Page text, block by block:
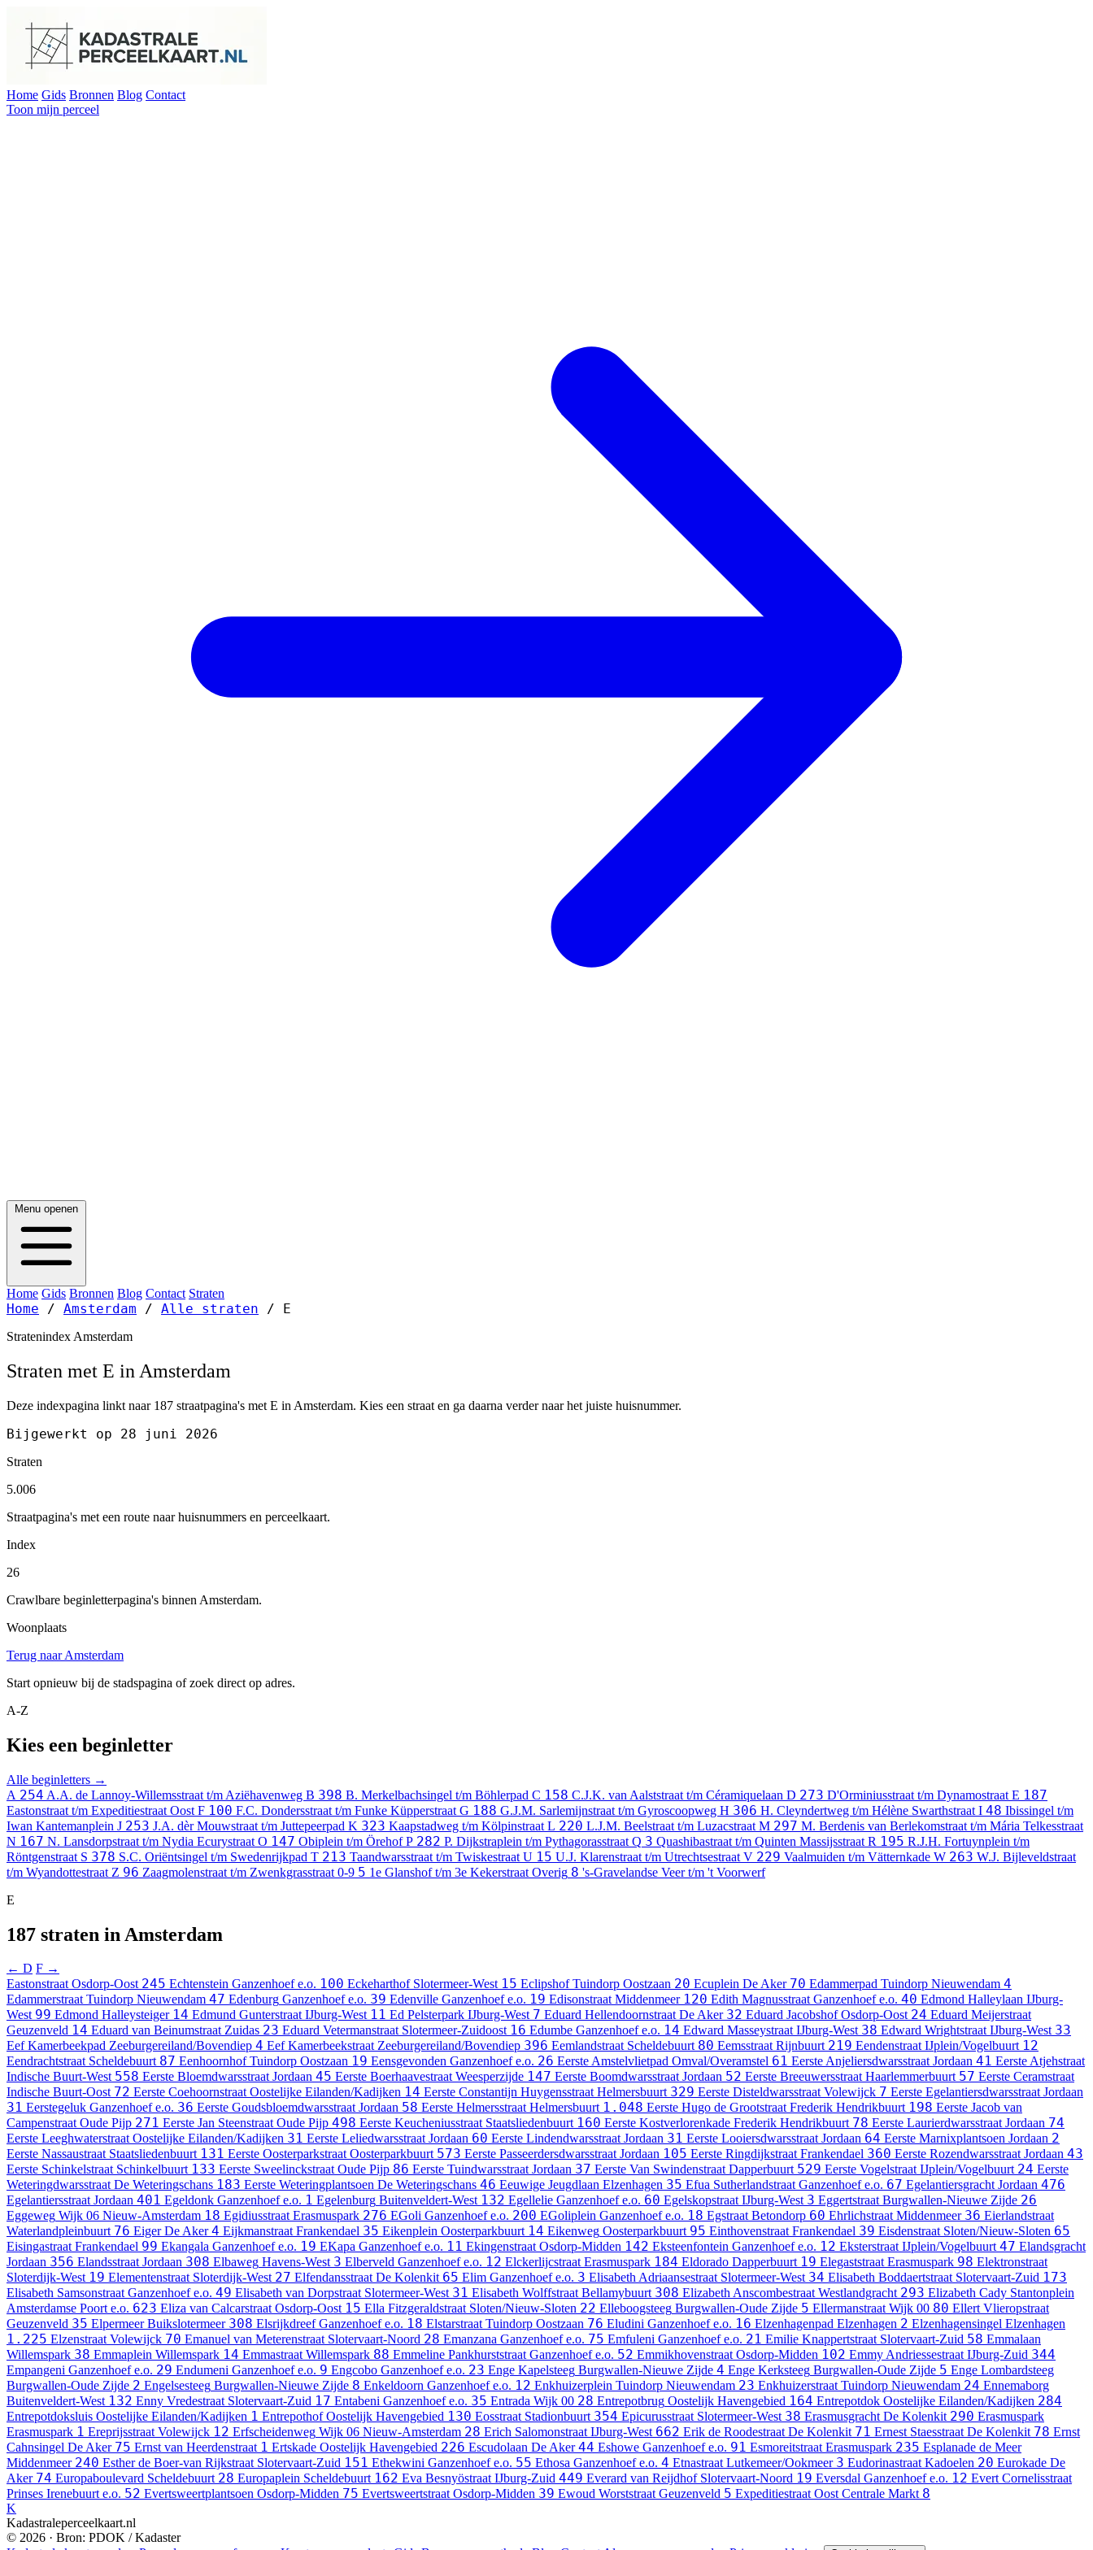
Home Gids Bronnen Blog Contact
Toon mijn perceel
Menu openen
Home Gids Bronnen Blog Contact Straten
Home / Amsterdam / Alle straten / E
Stratenindex Amsterdam
Straten met E in Amsterdam
Deze indexpagina linkt naar 187 straatpagina's met E in Amsterdam. Kies een straat en ga daarna verder naar het juiste huisnummer.
Bijgewerkt op 28 juni 2026
Straten
5.006
Straatpagina's met een route naar huisnummers en perceelkaart.
Index
26
Crawlbare beginletterpagina's binnen Amsterdam.
Woonplaats
Terug naar Amsterdam
Start opnieuw bij de stadspagina of zoek direct op adres.
A-Z
Kies een beginletter
Alle beginletters →
A 254 A.A. de Lannoy-Willemsstraat t/m Aziëhavenweg B 398 B. Merkelbachsingel t/m Böhlerpad C 158 C.J.K. van Aalststraat t/m Céramiquelaan D 273 D'Orminiusstraat t/m Dynamostraat E 187
Eastonstraat t/m Expeditiestraat Oost F 100 F.C. Dondersstraat t/m Funke Küpperstraat G 188 G.J.M. Sarlemijnstraat t/m Gyroscoopweg H 306 H. Cleyndertweg t/m Hélène Swarthstraat I 48 Ibissingel t/m
Iwan Kantemanplein J 253 J.A. dèr Mouwstraat t/m Juttepeerpad K 323 Kaapstadweg t/m Kölpinstraat L 220 L.J.M. Beelstraat t/m Luzacstraat M 297 M. Berdenis van Berlekomstraat t/m Mária Telkesstraat
N 167 N. Lansdorpstraat t/m Nydia Ecurystraat O 147 Obiplein t/m ÖrehofP 282 P. Dijkstraplein t/m Pythagorasstraat Q 3 Quashibastraat t/m Quinten Massijsstraat R 195 R.J.H. Fortuynplein t/m
Röntgenstraat S 378 S.C. Oriëntsingel t/m Swedenrijkpad T 213 Taandwarsstraat t/m Twiskestraat U 15 U.J. Klarenstraat t/m Utrechtsestraat V 229 Vaalmuiden t/m Vätternkade W 263 W.J. Bijleveldstraat
t/m Wyandottestraat Z 96 Zaagmolenstraat t/m Zwenkgrasstraat 0-9 5 1e Glanshof t/m 3e Kekerstraat Overig 8 's-Gravelandse Veer t/m 't Voorwerf
E
187 straten in Amsterdam
← D F →
Eastonstraat Osdorp-Oost 245 Echtenstein Ganzenhoef e.o. 100 Eckeharthof Slotermeer-West 15 Eclipshof Tuindorp Oostzaan 20 Ecuplein De Aker 70 Edammerpad Tuindorp Nieuwendam 4
Edammerstraat Tuindorp Nieuwendam 47 Edenburg Ganzenhoef e.o. 39 Edenville Ganzenhoef e.o. 19 Edisonstraat Middenmeer 120 Edith Magnusstraat Ganzenhoef e.o. 40 Edmond Halleylaan IJburg-
West 99 Edmond Halleysteiger 14 Edmund Gunterstraat IJburg-West 11 Ed Pelsterpark IJburg-West 7 Eduard Hellendoornstraat De Aker 32 Eduard Jacobshof Osdorp-Oost 24 Eduard Meijerstraat
Geuzenveld 14 Eduard van Beinumstraat Zuidas 23 Eduard Vetermanstraat Slotermeer-Zuidoost 16 Edumbe Ganzenhoef e.o. 14 Edward Masseystraat IJburg-West 38 Edward Wrightstraat IJburg-West 33
Eef Kamerbeekpad Zeeburgereiland/Bovendiep 4 Eef Kamerbeekstraat Zeeburgereiland/Bovendiep 396 Eemlandstraat Scheldebuurt 80 Eemsstraat Rijnbuurt 219 Eendenstraat IJplein/Vogelbuurt 12
Eendrachtstraat Scheldebuurt 87 Eenhoornhof Tuindorp Oostzaan 19 Eensgevonden Ganzenhoef e.o. 26 Eerste Amstelvlietpad Omval/Overamstel 61 Eerste Anjeliersdwarsstraat Jordaan 41 Eerste Atjehstraat
Indische Buurt-West 558 Eerste Bloemdwarsstraat Jordaan 45 Eerste Boerhaavestraat Weesperzijde 147 Eerste Boomdwarsstraat Jordaan 52 Eerste Breeuwersstraat Haarlemmerbuurt 57 Eerste Ceramstraat
Indische Buurt-Oost 72 Eerste Coehoornstraat Oostelijke Eilanden/Kadijken 14 Eerste Constantijn Huygensstraat Helmersbuurt 329 Eerste Disteldwarsstraat Volewijck 7 Eerste Egelantiersdwarsstraat Jordaan
31 Eerstegeluk Ganzenhoef e.o. 36 Eerste Goudsbloemdwarsstraat Jordaan 58 Eerste Helmersstraat Helmersbuurt 1.048 Eerste Hugo de Grootstraat Frederik Hendrikbuurt 198 Eerste Jacob van
Campenstraat Oude Pijp 271 Eerste Jan Steenstraat Oude Pijp 498 Eerste Keucheniusstraat Staatsliedenbuurt 160 Eerste Kostverlorenkade Frederik Hendrikbuurt 78 Eerste Laurierdwarsstraat Jordaan 74
Eerste Leeghwaterstraat Oostelijke Eilanden/Kadijken 31 Eerste Leliedwarsstraat Jordaan 60 Eerste Lindendwarsstraat Jordaan 31 Eerste Looiersdwarsstraat Jordaan 64 Eerste Marnixplantsoen Jordaan 2
Eerste Nassaustraat Staatsliedenbuurt 131 Eerste Oosterparkstraat Oosterparkbuurt 573 Eerste Passeerdersdwarsstraat Jordaan 105 Eerste Ringdijkstraat Frankendael 360 Eerste Rozendwarsstraat Jordaan 43
Eerste Schinkelstraat Schinkelbuurt 133 Eerste Sweelinckstraat Oude Pijp 86 Eerste Tuindwarsstraat Jordaan 37 Eerste Van Swindenstraat Dapperbuurt 529 Eerste Vogelstraat IJplein/Vogelbuurt 24 Eerste
Weteringdwarsstraat De Weteringschans 183 Eerste Weteringplantsoen De Weteringschans 46 Eeuwige Jeugdlaan Elzenhagen 35 Efua Sutherlandstraat Ganzenhoef e.o. 67 Egelantiersgracht Jordaan 476
Egelantiersstraat Jordaan 401 Egeldonk Ganzenhoef e.o. 1 Egelenburg Buitenveldert-West 132 Egellelie Ganzenhoef e.o. 60 Egelskopstraat IJburg-West 3 Eggertstraat Burgwallen-Nieuwe Zijde 26
Eggeweg Wijk 06 Nieuw-Amsterdam 18 Egidiusstraat Erasmuspark 276 EGoli Ganzenhoef e.o. 200 EGoliplein Ganzenhoef e.o. 18 Egstraat Betondorp 60 Ehrlichstraat Middenmeer 36 Eierlandstraat
Waterlandpleinbuurt 76 Eiger De Aker 4 Eijkmanstraat Frankendael 35 Eikenplein Oosterparkbuurt 14 Eikenweg Oosterparkbuurt 95 Einthovenstraat Frankendael 39 Eisdenstraat Sloten/Nieuw-Sloten 65
Eisingastraat Frankendael 99 Ekangala Ganzenhoef e.o. 19 EKapa Ganzenhoef e.o. 11 Ekingenstraat Osdorp-Midden 142 Eksteenfontein Ganzenhoef e.o. 12 Eksterstraat IJplein/Vogelbuurt 47 Elandsgracht
Jordaan 356 Elandsstraat Jordaan 308 Elbaweg Havens-West 3 Elberveld Ganzenhoef e.o. 12 Elckerlijcstraat Erasmuspark 184 Eldorado Dapperbuurt 19 Elegaststraat Erasmuspark 98 Elektronstraat
Sloterdijk-West 19 Elementenstraat Sloterdijk-West 27 Elfendansstraat De Kolenkit 65 Elim Ganzenhoef e.o. 3 Elisabeth Adriaansestraat Slotermeer-West 34 Elisabeth Boddaertstraat Slotervaart-Zuid 173
Elisabeth Samsonstraat Ganzenhoef e.o. 49 Elisabeth van Dorpstraat Slotermeer-West 31 Elisabeth Wolffstraat Bellamybuurt 308 Elizabeth Anscombestraat Westlandgracht 293 Elizabeth Cady Stantonplein
Amsterdamse Poort e.o. 623 Eliza van Calcarstraat Osdorp-Oost 15 Ella Fitzgeraldstraat Sloten/Nieuw-Sloten 22 Elleboogsteeg Burgwallen-Oude Zijde 5 Ellermanstraat Wijk 00 80 Ellert Vlieropstraat
Geuzenveld 35 Elpermeer Buikslotermeer 308 Elsrijkdreef Ganzenhoef e.o. 18 Elstarstraat Tuindorp Oostzaan 76 Eludini Ganzenhoef e.o. 16 Elzenhagenpad Elzenhagen 2 Elzenhagensingel Elzenhagen
1.225 Elzenstraat Volewijck 70 Emanuel van Meterenstraat Slotervaart-Noord 28 Emanzana Ganzenhoef e.o. 75 Emfuleni Ganzenhoef e.o. 21 Emilie Knappertstraat Slotervaart-Zuid 58 Emmalaan
Willemspark 38 Emmaplein Willemspark 14 Emmastraat Willemspark 88 Emmeline Pankhurststraat Ganzenhoef e.o. 52 Emmikhovenstraat Osdorp-Midden 102 Emmy Andriessestraat IJburg-Zuid 344
Empangeni Ganzenhoef e.o. 29 Endumeni Ganzenhoef e.o. 9 Engcobo Ganzenhoef e.o. 23 Enge Kapelsteeg Burgwallen-Nieuwe Zijde 4 Enge Kerksteeg Burgwallen-Oude Zijde 5 Enge Lombardsteeg
Burgwallen-Oude Zijde 2 Engelsesteeg Burgwallen-Nieuwe Zijde 8 Enkeldoorn Ganzenhoef e.o. 12 Enkhuizerplein Tuindorp Nieuwendam 23 Enkhuizerstraat Tuindorp Nieuwendam 24 Ennemaborg
Buitenveldert-West 132 Enny Vredestraat Slotervaart-Zuid 17 Entabeni Ganzenhoef e.o. 35 Entrada Wijk 00 28 Entrepotbrug Oostelijk Havengebied 164 Entrepotdok Oostelijke Eilanden/Kadijken 284
Entrepotdoksluis Oostelijke Eilanden/Kadijken 1 Entrepothof Oostelijk Havengebied 130 Eosstraat Stadionbuurt 354 Epicurusstraat Slotermeer-West 38 Erasmusgracht De Kolenkit 290 Erasmuspark
Erasmuspark 1 Ereprijsstraat Volewijck 12 Erfscheidenweg Wijk 06 Nieuw-Amsterdam 28 Erich Salomonstraat IJburg-West 662 Erik de Roodestraat De Kolenkit 71 Ernest Staesstraat De Kolenkit 78 Ernst
Cahnsingel De Aker 75 Ernst van Heerdenstraat 1 Ertskade Oostelijk Havengebied 226 Escudolaan De Aker 44 Eshowe Ganzenhoef e.o. 91 Esmoreitstraat Erasmuspark 235 Esplanade de Meer
Middenmeer 240 Esther de Boer-van Rijkstraat Slotervaart-Zuid 151 Ethekwini Ganzenhoef e.o. 55 Ethosa Ganzenhoef e.o. 4 Etnastraat Lutkemeer/Ookmeer 3 Eudorinastraat Kadoelen 20 Eurokade De
Aker 74 Europaboulevard Scheldebuurt 28 Europaplein Scheldebuurt 162 Eva Besnyöstraat IJburg-Zuid 449 Everard van Reijdhof Slotervaart-Noord 19 Eversdal Ganzenhoef e.o. 12 Evert Cornelisstraat
Prinses Irenebuurt e.o. 52 Evertsweertplantsoen Osdorp-Midden 75 Evertsweertstraat Osdorp-Midden 39 Ewoud Worststraat Geuzenveld 5 Expeditiestraat Oost Centrale Markt 8
K
Kadastraleperceelkaart.nl
© 2026 · Bron: PDOK / Kadaster